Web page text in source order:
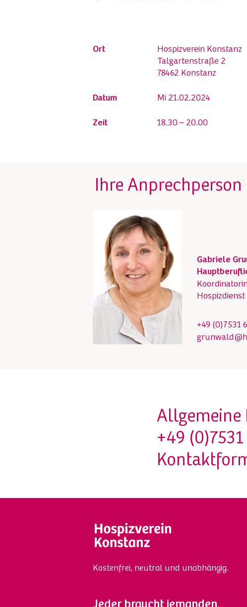
Ort
Hospizverein Konstanz
Talgartenstraße 2
78462 Konstanz
Datum Mi 21.02.2024
Zeit 18.30 – 20.00
Ihre Anprechperson
Gabriele
Hospizdienst
+49 (0)7531
Allgemeine
+49
Kostenfrei, neutral und unabhängig.